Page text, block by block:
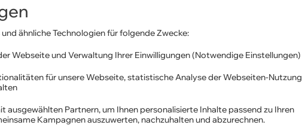
Hilfestellungen.
Suchen
ähnliche Technologien für folgende Zwecke:
Webseite und Verwaltung Ihrer Einwilligungen (Notwendige Einstellungen)
für unsere Webseite, statistische Analyse der Webseiten-Nutzung
ausgewählten Partnern, um Ihnen personalisierte Inhalte passend zu Ihren
Kampagnen auszuwerten, nachzuhalten und abzurechnen.